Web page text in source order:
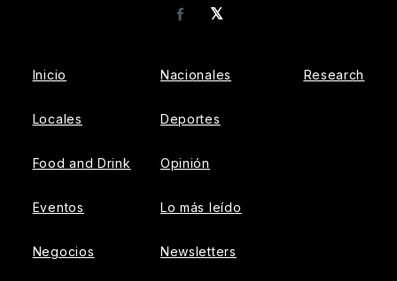
𝕏
Facebook
Inicio
Locales
Food and Drink
Eventos
Negocios
Nacionales
Deportes
Opinión
Lo más leído
Newsletters
Research